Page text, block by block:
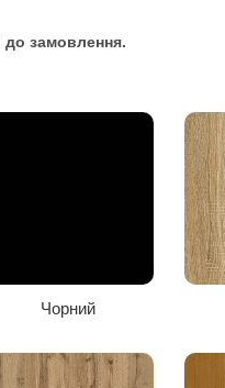
до замовлення.
Чорний